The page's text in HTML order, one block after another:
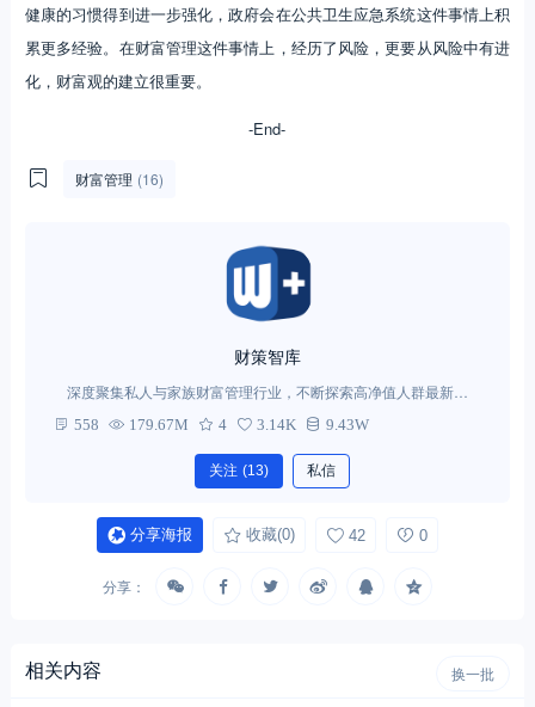
健康的习惯得到进一步强化，政府会在公共卫生应急系统这件事情上积
累更多经验。在财富管理这件事情上，经历了风险，更要从风险中有进
化，财富观的建立很重要。
-End-
财富管理 (16)
财策智库
深度聚集私人与家族财富管理行业，不断探索高净值人群最新需
求。
558 179.67M 4 3.14K 9.43W
关注 (13) 私信
分享海报 收藏(0) 42 0
分享：
相关内容 换一批